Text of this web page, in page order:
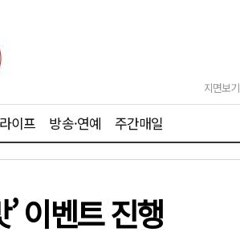
지면보기
라이프 방송·연예 주간매일
이벤트 진행